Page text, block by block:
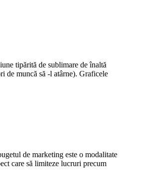
tipărită de sublimare de înaltă
de muncă să -l atârne). Graficele
de marketing este o modalitate
care să limiteze lucruri precum